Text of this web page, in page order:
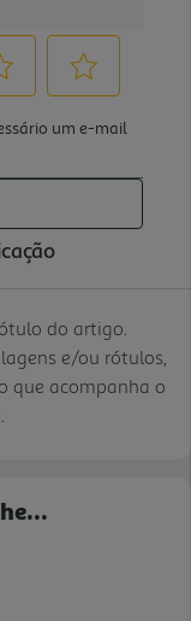
do artigo.
e/ou rótulos,
que acompanha o